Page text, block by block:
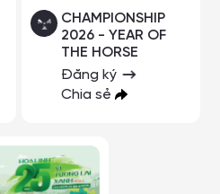
CHAMPIONSHIP
2026 - YEAR OF
THE HORSE
Đăng ký
Chia sẻ